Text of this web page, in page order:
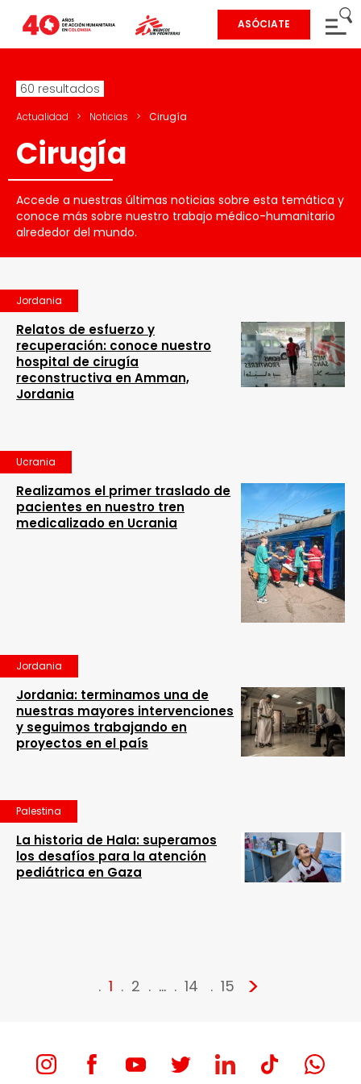
ASÓCIATE
60 resultados
Actualidad > Noticias > Cirugía
Cirugía
Accede a nuestras últimas noticias sobre esta temática y
conoce más sobre nuestro trabajo médico-humanitario
alrededor del mundo.
Jordania
Relatos de esfuerzo y
recuperación: conoce nuestro
hospital de cirugía
reconstructiva en Amman,
Jordania
Ucrania
Realizamos el primer traslado de
pacientes en nuestro tren
medicalizado en Ucrania
Jordania
Jordania: terminamos una de
nuestras mayores intervenciones
y seguimos trabajando en
proyectos en el país
Palestina
La historia de Hala: superamos
los desafíos para la atención
pediátrica en Gaza
1 2 … 14 15 >